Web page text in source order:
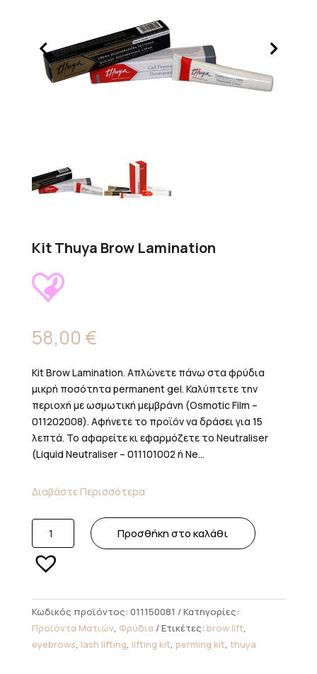
Kit Thuya Brow Lamination
58,00 €
Kit Brow Lamination. Απλώνετε πάνω στα φρύδια
μικρή ποσότητα permanent gel. Καλύπτετε την
περιοχή με ωσμωτική μεμβράνη (Osmotic Film –
011202008). Αφήνετε το προϊόν να δράσει για 15
λεπτά. Το αφαρείτε κι εφαρμόζετε το Neutraliser
(Liquid Neutraliser – 011101002 ή Ne...
Διαβάστε Περισσότερα
Kit
Thuya
Brow
Lamination
Προσθήκη στο καλάθι
Κωδικός προϊόντος: 011150081
Κατηγορίες:
Προϊόντα Ματιών, Φρύδια Ετικέτες: brow lift,
eyebrows, lash lifting, lifting kit, perming kit, thuya